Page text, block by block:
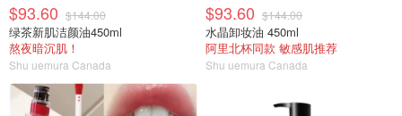
$93.60 $144.00
绿茶新肌洁颜油450ml
熬夜暗沉肌！
Shu uemura Canada
$93.60 $144.00
水晶卸妆油 450ml
阿里北杯同款 敏感肌推荐
Shu uemura Canada